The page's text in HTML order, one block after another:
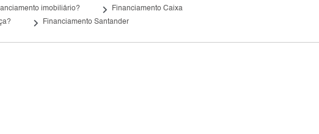
imobiliário? keyboard_arrow_right Financiamento Caixa
keyboard_arrow_right Financiamento Santander